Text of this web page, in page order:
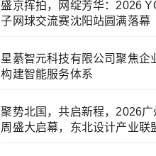
盛京挥拍，网绽芳华：2026
子网球交流赛沈阳站圆满落幕
星綦智元科技有限公司聚焦企
构建智能服务体系
聚势北国，共启新程，2026
周盛大启幕，东北设计产业联